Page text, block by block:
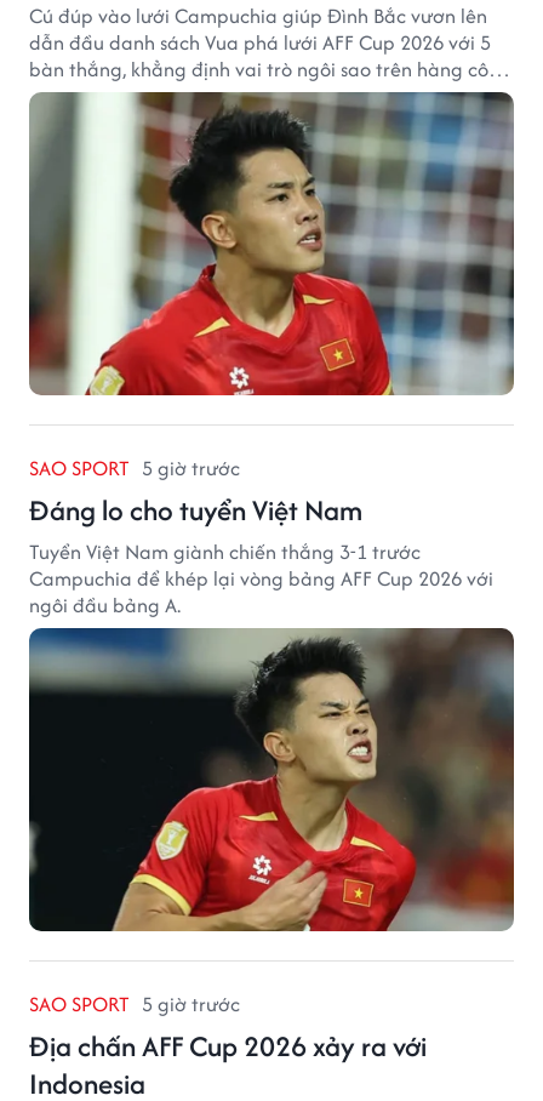
Cú đúp vào lưới Campuchia giúp Đình Bắc vươn lên
dẫn đầu danh sách Vua phá lưới AFF Cup 2026 với 5
bàn thắng, khẳng định vai trò ngôi sao trên hàng công
tuyển Việt Nam.
SAO SPORT 5 giờ trước
Đáng lo cho tuyển Việt Nam
Tuyển Việt Nam giành chiến thắng 3-1 trước
Campuchia để khép lại vòng bảng AFF Cup 2026 với
ngôi đầu bảng A.
SAO SPORT 5 giờ trước
Địa chấn AFF Cup 2026 xảy ra với
Indonesia